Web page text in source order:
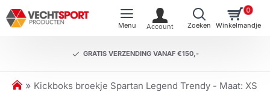
GRATIS VERZENDING VANAF €150,-
0
h
Kickboks broekje Spartan Legend Trendy - Maat: XS